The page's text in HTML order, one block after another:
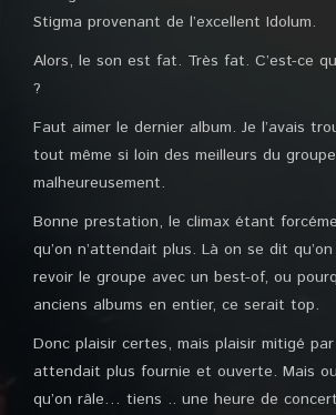
Stigma provenant de l’excellent Idolum.
Alors, le son est fat. Très fat. C’est-ce
?
Faut aimer le dernier album. Je l’avais
tout même si loin des meilleurs du groupe
malheureusement.
Bonne prestation, le climax étant
qu’on n’attendait plus. Là on se dit
revoir le groupe avec un best-of, ou
anciens albums en entier, ce serait top.
Donc plaisir certes, mais plaisir mitigé
attendait plus fournie et ouverte. Mais
qu’on râle… tiens .. une heure de